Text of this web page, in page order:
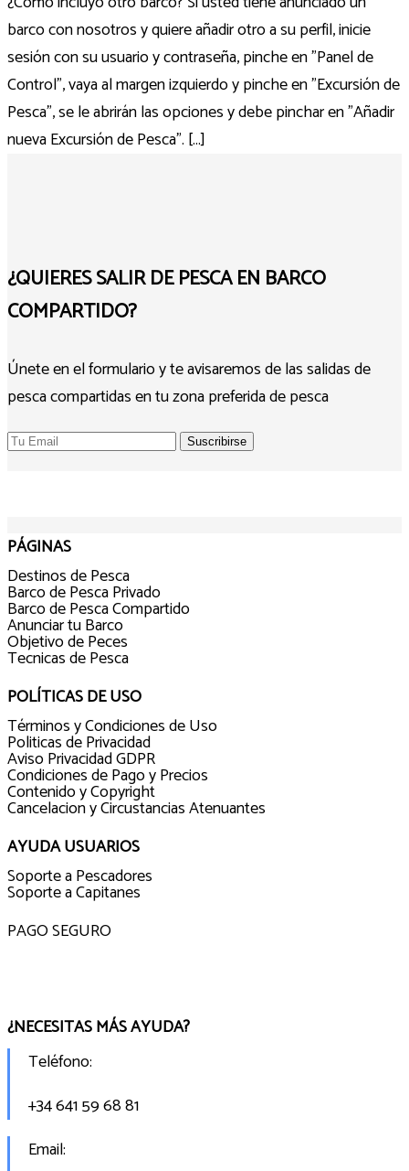
barco con nosotros y quiere añadir otro a su perfil, inicie
sesión con su usuario y contraseña, pinche en "Panel de
Control", vaya al margen izquierdo y pinche en "Excursión de
Pesca", se le abrirán las opciones y debe pinchar en "Añadir
nueva Excursión de Pesca". [...]
¿QUIERES SALIR DE PESCA EN BARCO
COMPARTIDO?
Únete en el formulario y te avisaremos de las salidas de
pesca compartidas en tu zona preferida de pesca
PÁGINAS
Destinos de Pesca
Barco de Pesca Privado
Barco de Pesca Compartido
Anunciar tu Barco
Objetivo de Peces
Tecnicas de Pesca
POLÍTICAS DE USO
Términos y Condiciones de Uso
Politicas de Privacidad
Aviso Privacidad GDPR
Condiciones de Pago y Precios
Contenido y Copyright
Cancelacion y Circustancias Atenuantes
AYUDA USUARIOS
Soporte a Pescadores
Soporte a Capitanes
PAGO SEGURO
¿NECESITAS MÁS AYUDA?
Teléfono:
+34 641 59 68 81
Email: